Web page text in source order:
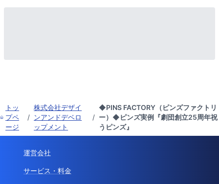
トッ
プペ
ージ
/
株式会社デザイ
ンアンドデベロ
ップメント
/
◆PINS FACTORY（ピンズファクトリ
ー）◆ピンズ実例『劇団創立25周年祝
うピンズ』
運営会社
サービス・料金